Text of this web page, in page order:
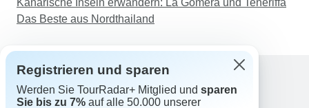
Kanarische Inseln erwandern: La Gomera und Teneriffa
Das Beste aus Nordthailand
Support
Registrieren und sparen
Werden Sie TourRadar+ Mitglied und sparen
Sie bis zu 7% auf alle 50.000 unserer